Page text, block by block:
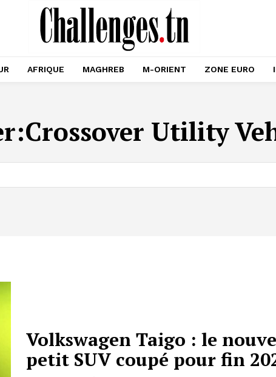
AFRIQUE MAGHREB M-ORIENT ZONE EURO
Crossover Utility
Volkswagen Taigo : le
petit SUV coupé pour fin